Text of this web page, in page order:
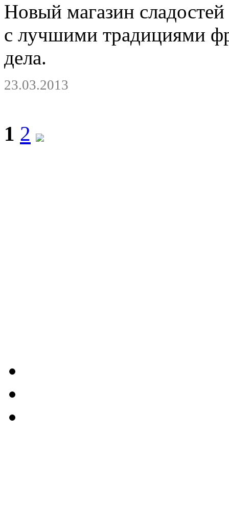
Новый магазин
с лучшими традициями
дела.
23.03.2013
1 2